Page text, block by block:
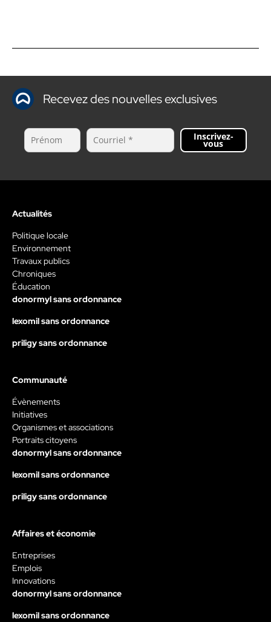
Recevez des nouvelles exclusives
Inscrivez-
vous
Actualités
Politique locale
Environnement
Travaux publics
Chroniques
Éducation
donormyl sans ordonnance
lexomil sans ordonnance
priligy sans ordonnance
Communauté
Évènements
Initiatives
Organismes et associations
Portraits citoyens
donormyl sans ordonnance
lexomil sans ordonnance
priligy sans ordonnance
Affaires et économie
Entreprises
Emplois
Innovations
donormyl sans ordonnance
lexomil sans ordonnance